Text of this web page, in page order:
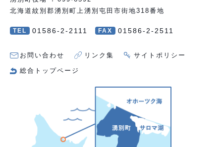
北海道紋別郡湧別町上湧別屯田市街地318番地
TEL 01586-2-2111 FAX 01586-2-2511
お問い合わせ リンク集 サイトポリシー
総合トップページ